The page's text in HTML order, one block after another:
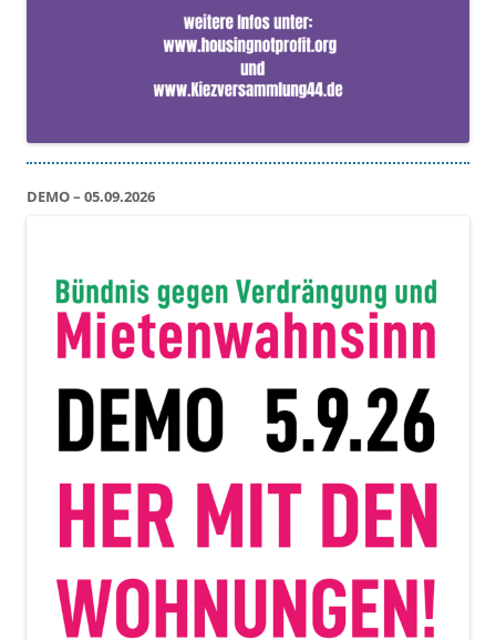
DEMO – 05.09.2026